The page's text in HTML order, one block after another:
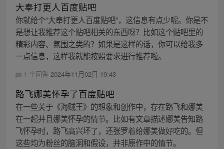
大奉打更人百度贴吧
你就给个“大奉打更人百度贴吧”，这信息有点少呢。你是不
是想让我推荐这个贴吧相关的东西呀？比如这个贴吧里的
精彩内容、氛围之类的？如果是这样的话，你可以给我多
一点信息，这样我就能按照要求进行推荐啦。
1 个回答 2024年11月02日 19:43
路飞娜美怀孕了百度贴吧
在一些关于《海贼王》的想象和创作中，存在路飞和娜美
在一起并且娜美怀孕的情节。比如有文章描述娜美告知路
飞怀孕时，路飞高兴坏了，还张罗着给娜美做好吃的。但
这些均为粉丝的脑洞和假设，并非原作中的情节。